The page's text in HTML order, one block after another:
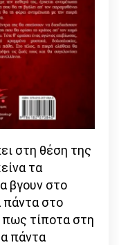
στη θέση της
τα
βγουν στο
πάντα στο
πως τίποτα στη
πάντα